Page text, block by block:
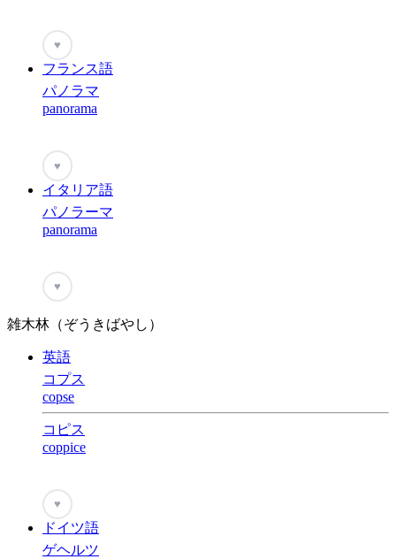
♥
フランス語
パノラマ
panorama
♥
イタリア語
パノラーマ
panorama
♥
雑木林（ぞうきばやし）
英語
コプス
copse
コピス
coppice
♥
ドイツ語
ゲヘルツ